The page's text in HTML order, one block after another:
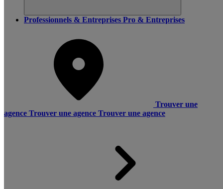
Professionnels & Entreprises Pro & Entreprises
Trouver une
agence Trouver une agence Trouver une agence